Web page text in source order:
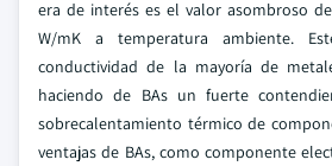
era de interés es el valor asombroso
W/mK a temperatura ambiente.
conductividad de la mayoría de
haciendo de BAs un fuerte
sobrecalentamiento térmico de
ventajas de BAs, como componente